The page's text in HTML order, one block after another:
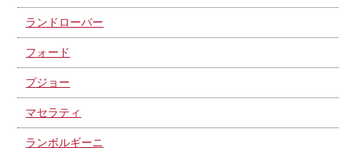
ランドローバー
フォード
プジョー
マセラティ
ランボルギーニ